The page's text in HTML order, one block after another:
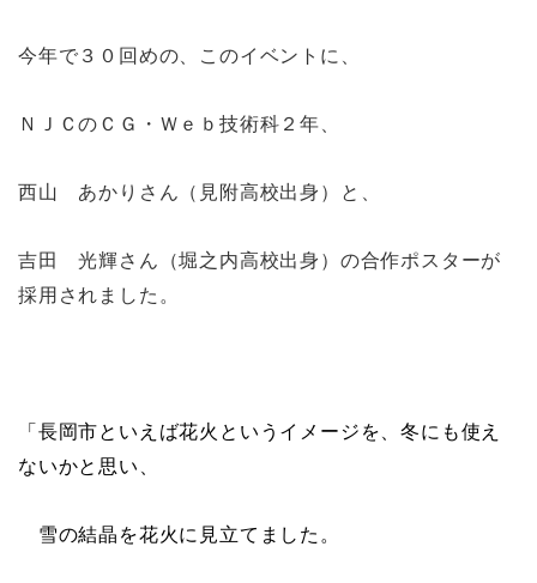
今年で３０回めの、このイベントに、
ＮＪＣのＣＧ・Ｗｅｂ技術科２年、
西山 あかりさん（見附高校出身）と、
吉田 光輝さん（堀之内高校出身）の合作ポスターが
採用されました。
「長岡市といえば花火というイメージを、冬にも使え
ないかと思い、
雪の結晶を花火に見立てました。